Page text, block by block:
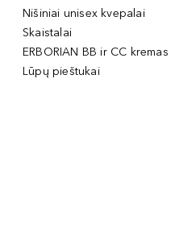
Nišiniai unisex kvepalai
Skaistalai
ERBORIAN BB ir CC kremas
Lūpų pieštukai